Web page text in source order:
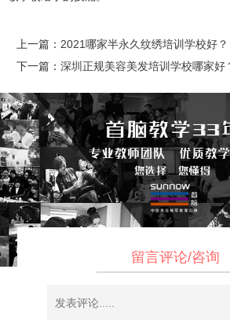
上一篇： 2021哪家半永久纹绣培训学校好？
下一篇： 深圳正规美容美发培训学校哪家好
留言评论/咨询